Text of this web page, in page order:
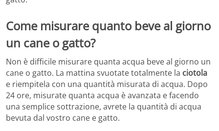
Come misurare quanto beve al giorno
un cane o gatto?
Non è difficile misurare quanta acqua beve al giorno un
cane o gatto. La mattina svuotate totalmente la ciotola
e riempitela con una quantità misurata di acqua. Dopo
24 ore, misurate quanta acqua è avanzata e facendo
una semplice sottrazione, avrete la quantità di acqua
bevuta dal vostro cane e gatto.